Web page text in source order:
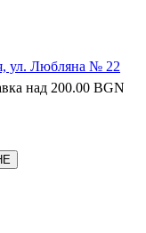
ул. Любляна № 22
над 200.00 BGN